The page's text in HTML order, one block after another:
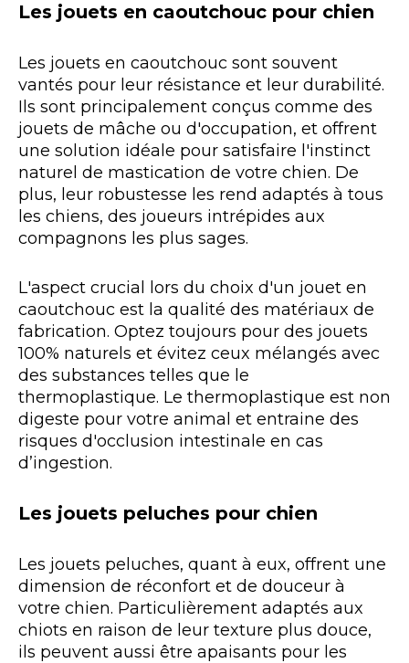
Les jouets en caoutchouc pour chien
Les jouets en caoutchouc sont souvent
vantés pour leur résistance et leur durabilité.
Ils sont principalement conçus comme des
jouets de mâche ou d'occupation, et offrent
une solution idéale pour satisfaire l'instinct
naturel de mastication de votre chien. De
plus, leur robustesse les rend adaptés à tous
les chiens, des joueurs intrépides aux
compagnons les plus sages.
L'aspect crucial lors du choix d'un jouet en
caoutchouc est la qualité des matériaux de
fabrication. Optez toujours pour des jouets
100% naturels et évitez ceux mélangés avec
des substances telles que le
thermoplastique. Le thermoplastique est non
digeste pour votre animal et entraine des
risques d'occlusion intestinale en cas
d’ingestion.
Les jouets peluches pour chien
Les jouets peluches, quant à eux, offrent une
dimension de réconfort et de douceur à
votre chien. Particulièrement adaptés aux
chiots en raison de leur texture plus douce,
ils peuvent aussi être apaisants pour les